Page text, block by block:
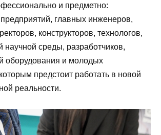
и предметно:
главных инженеров,
конструкторов, технологов,
научной среды, разработчиков,
оборудования и молодых
предстоит работать в новой
реальности.